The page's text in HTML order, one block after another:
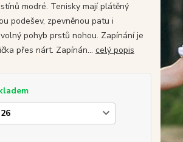
modré. Tenisky mají plátěný
podešev, zpevněnou patu i
pohyb prstů nohou. Zapínání je
přes nárt. Zapínán... celý popis